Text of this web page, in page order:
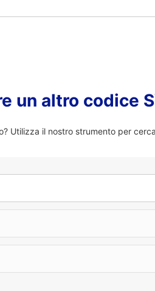
un altro codice
Utilizza il nostro strumento per